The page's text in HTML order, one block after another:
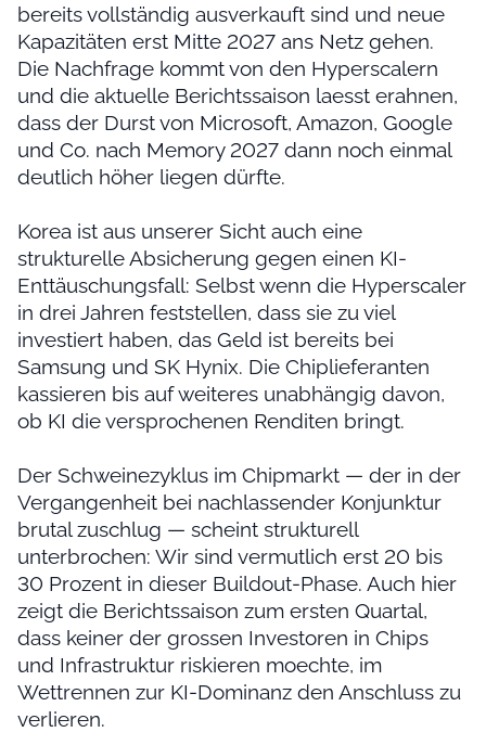
bereits vollständig ausverkauft sind und neue
Kapazitäten erst Mitte 2027 ans Netz gehen.
Die Nachfrage kommt von den Hyperscalern
und die aktuelle Berichtssaison laesst erahnen,
dass der Durst von Microsoft, Amazon, Google
und Co. nach Memory 2027 dann noch einmal
deutlich höher liegen dürfte.
Korea ist aus unserer Sicht auch eine
strukturelle Absicherung gegen einen KI-
Enttäuschungsfall: Selbst wenn die Hyperscaler
in drei Jahren feststellen, dass sie zu viel
investiert haben, das Geld ist bereits bei
Samsung und SK Hynix. Die Chiplieferanten
kassieren bis auf weiteres unabhängig davon,
ob KI die versprochenen Renditen bringt.
Der Schweinezyklus im Chipmarkt — der in der
Vergangenheit bei nachlassender Konjunktur
brutal zuschlug — scheint strukturell
unterbrochen: Wir sind vermutlich erst 20 bis
30 Prozent in dieser Buildout-Phase. Auch hier
zeigt die Berichtssaison zum ersten Quartal,
dass keiner der grossen Investoren in Chips
und Infrastruktur riskieren moechte, im
Wettrennen zur KI-Dominanz den Anschluss zu
verlieren.